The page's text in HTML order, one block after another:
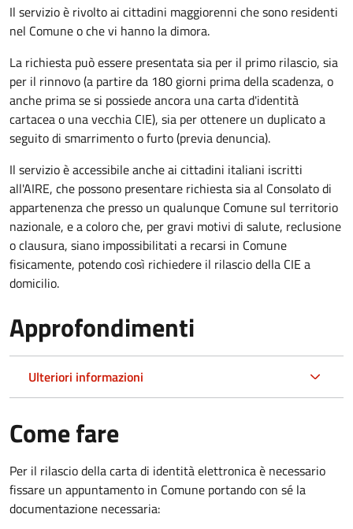
Il servizio è rivolto ai cittadini maggiorenni che sono residenti
nel Comune o che vi hanno la dimora.
La richiesta può essere presentata sia per il primo rilascio, sia
per il rinnovo (a partire da 180 giorni prima della scadenza, o
anche prima se si possiede ancora una carta d'identità
cartacea o una vecchia CIE), sia per ottenere un duplicato a
seguito di smarrimento o furto (previa denuncia).
Il servizio è accessibile anche ai cittadini italiani iscritti
all'AIRE, che possono presentare richiesta sia al Consolato di
appartenenza che presso un qualunque Comune sul territorio
nazionale, e a coloro che, per gravi motivi di salute, reclusione
o clausura, siano impossibilitati a recarsi in Comune
fisicamente, potendo così richiedere il rilascio della CIE a
domicilio.
Approfondimenti
Ulteriori informazioni
Come fare
Per il rilascio della carta di identità elettronica è necessario
fissare un appuntamento in Comune portando con sé la
documentazione necessaria: